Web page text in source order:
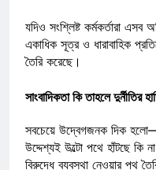
যদিও সংশ্লিষ্ট কর্মকর্তারা
একাধিক সূত্র ও ধারাবাহিক
তৈরি করেছে।
সাংবাদিকতা কি তাহলে দুর্নীতির
সবচেয়ে উদ্বেগজনক দিক
উদ্দেশ্যই উল্টো পথে হাঁটছে কি
বিরুদ্ধে ব্যবস্থা নেওয়ার পথ